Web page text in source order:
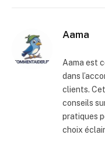
Aama
Aama est
dans
clients.
conseils
pratiques
choix